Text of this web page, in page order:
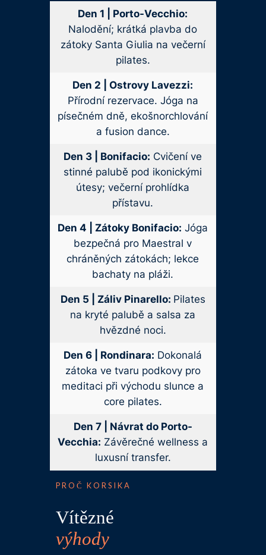
Den 1 | Porto-Vecchio:
Nalodění; krátká plavba do
zátoky Santa Giulia na večerní
pilates.
Den 2 | Ostrovy Lavezzi:
Přírodní rezervace. Jóga na
písečném dně, ekošnorchlování
a fusion dance.
Den 3 | Bonifacio: Cvičení ve
stinné palubě pod ikonickými
útesy; večerní prohlídka
přístavu.
Den 4 | Zátoky Bonifacio: Jóga
bezpečná pro Maestral v
chráněných zátokách; lekce
bachaty na pláži.
Den 5 | Záliv Pinarello: Pilates
na kryté palubě a salsa za
hvězdné noci.
Den 6 | Rondinara: Dokonalá
zátoka ve tvaru podkovy pro
meditaci při východu slunce a
core pilates.
Den 7 | Návrat do Porto-
Vecchia: Závěrečné wellness a
luxusní transfer.
PROČ KORSIKA
Vítězné
výhody